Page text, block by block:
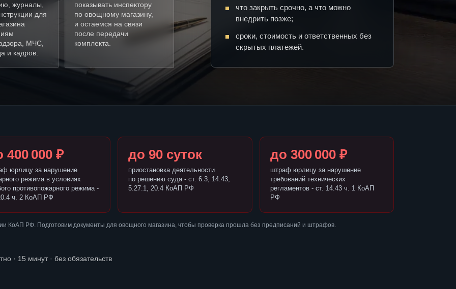
журналы,
для
МЧС,
и кадров.
показывать инспектору
по овощному магазину,
и остаемся на связи
после передачи
комплекта.
что закрыть срочно, а что можно
внедрить позже;
сроки, стоимость и ответственных без
скрытых платежей.
400 000 ₽
юрлицу за нарушение
режима в условиях
противопожарного режима -
ч. 2 КоАП РФ
до 90 суток
приостановка деятельности
по решению суда - ст. 6.3, 14.43,
5.27.1, 20.4 КоАП РФ
до 300 000 ₽
штраф юрлицу за нарушение
требований технических
регламентов - ст. 14.43 ч. 1 КоАП
РФ
КоАП РФ. Подготовим документы для овощного магазина, чтобы проверка прошла без предписаний и штрафов.
· 15 минут · без обязательств